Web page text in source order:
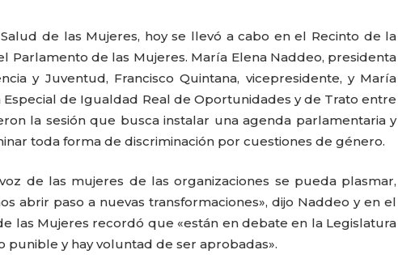
de las Mujeres, hoy se llevó a cabo en el Recinto de la
Parlamento de las Mujeres. María Elena Naddeo, presidenta
y Juventud, Francisco Quintana, vicepresidente, y María
de Igualdad Real de Oportunidades y de Trato entre
la sesión que busca instalar una agenda parlamentaria y
toda forma de discriminación por cuestiones de género.
de las mujeres de las organizaciones se pueda plasmar,
abrir paso a nuevas transformaciones», dijo Naddeo y en el
las Mujeres recordó que «están en debate en la Legislatura
y hay voluntad de ser aprobadas».